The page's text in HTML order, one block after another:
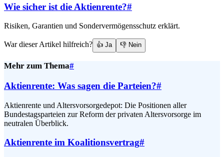
Wie sicher ist die Aktienrente?#
Risiken, Garantien und Sondervermögensschutz erklärt.
War dieser Artikel hilfreich? 👍 Ja 👎 Nein
Mehr zum Thema#
Aktienrente: Was sagen die Parteien?#
Aktienrente und Altersvorsorgedepot: Die Positionen aller
Bundestagsparteien zur Reform der privaten Altersvorsorge im
neutralen Überblick.
Aktienrente im Koalitionsvertrag#